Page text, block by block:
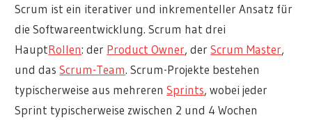
Scrum ist ein iterativer und inkrementeller Ansatz für
die Softwareentwicklung. Scrum hat drei
HauptRollen: der Product Owner, derScrum Master,
und dasScrum-Team. Scrum-Projekte bestehen
typischerweise aus mehrerenSprints, wobei jeder
Sprint typischerweise zwischen 2 und 4 Wochen